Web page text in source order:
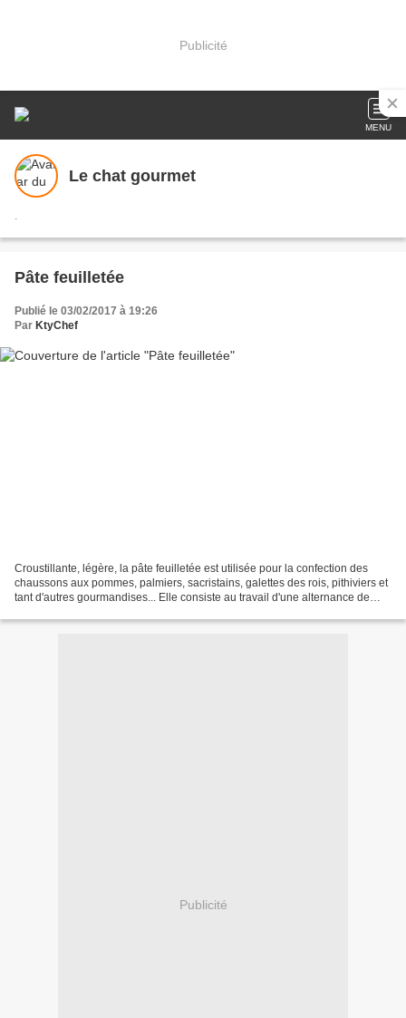
Publicité
MENU
Le chat gourmet
.
Pâte feuilletée
Publié le 03/02/2017 à 19:26
Par KtyChef
Croustillante, légère, la pâte feuilletée est utilisée pour la confection des
chaussons aux pommes, palmiers, sacristains, galettes des rois, pithiviers et
tant d'autres gourmandises... Elle consiste au travail d'une alternance de
Publicité